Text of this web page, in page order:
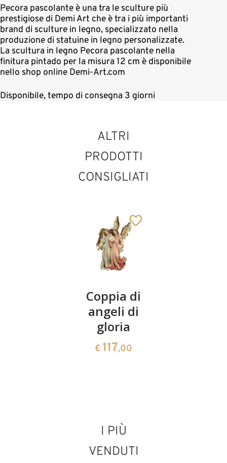
Pecora pascolante è una tra le sculture più
prestigiose di Demi Art che è tra i più importanti
brand di sculture in legno, specializzato nella
produzione di statuine in legno personalizzate.
La scultura in legno Pecora pascolante nella
finitura pintado per la misura 12 cm è disponibile
nello shop online Demi-Art.com
Disponibile, tempo di consegna 3 giorni
ALTRI
PRODOTTI
CONSIGLIATI
Coppia di
angeli di
gloria
€ 117,00
I PIÙ
VENDUTI